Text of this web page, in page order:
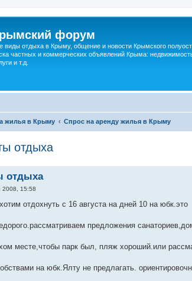
форум
виды отдыха в Крыму, общение и новости Крымского
частных и коммерческих объявлений Крыма:
и т.д.
жилья в Крыму Спрос на аренду жилья в Крыму
отдыха
отдыха
2008, 15:58
отдохнуть с 16 августа на дней 10 на юбк.это
предложения
месте,чтобы парк был, пляж хороший.или
на юбк.Ялту не предлагать.